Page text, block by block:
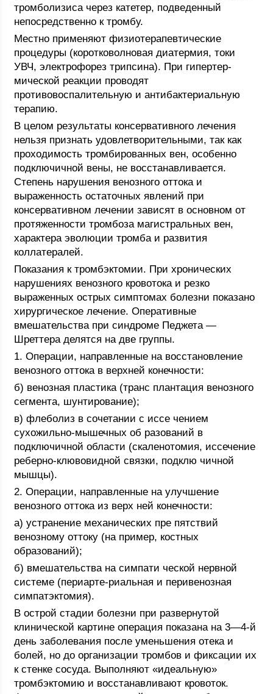
тромболизиса через катетер, подведенный
непосредственно к тромбу.
Местно применяют физиотерапевтические
процедуры (коротковолновая диатермия, токи
УВЧ, электрофорез трипсина). При гипертер-
мической реакции проводят
противовоспалительную и антибактериальную
терапию.
В целом результаты консервативного лечения
нельзя признать удовлетворительными, так как
проходимость тромбированных вен, особенно
подключичной вены, не восстанавливается.
Степень нарушения венозного оттока и
выраженность остаточных явлений при
консервативном лечении зависят в основном от
протяженности тромбоза магистральных вен,
характера эволюции тромба и развития
коллатералей.
Показания к тромбэктомии. При хронических
нарушениях венозного кровотока и резко
выраженных острых симптомах болезни показано
хирургическое лечение. Оперативные
вмешательства при синдроме Педжета —
Шреттера делятся на две группы.
1. Операции, направленные на восстановление
венозного оттока в верхней конечности:
б) венозная пластика (транс плантация венозного
сегмента, шунтирование);
в) флеболиз в сочетании с иссе чением
сухожильно-мышечных об разований в
подключичной области (скаленотомия, иссечение
реберно-клювовидной связки, подклю чичной
мышцы).
2. Операции, направленные на улучшение
венозного оттока из верх ней конечности:
а) устранение механических пре пятствий
венозному оттоку (на пример, костных
образований);
б) вмешательства на симпати ческой нервной
системе (периарте-риальная и перивенозная
симпатэктомия).
В острой стадии болезни при развернутой
клинической картине операция показана на 3—4-й
день заболевания после уменьшения отека и
болей, но до организации тромбов и фиксации их
к стенке сосуда. Выполняют «идеальную»
тромбэктомию и восстанавливают кровоток.